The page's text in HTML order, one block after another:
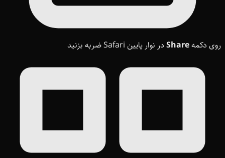
روی دکمهShare در نوار پایین Safari ضربه بزنید